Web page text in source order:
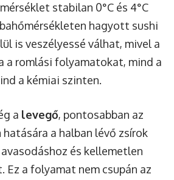
stabilan 0°C és 4°C
hagyott sushi
is veszélyessé válhat, mivel a
a romlási folyamatokat, mind a
a kémiai szinten.
a levegő, pontosabban az
hatására a halban lévő zsírok
és kellemetlen
Ez a folyamat nem csupán az